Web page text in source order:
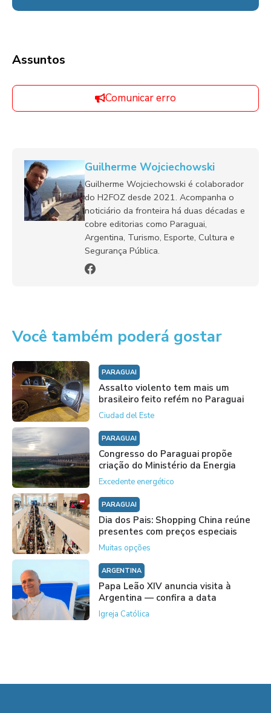
Assuntos
Comunicar erro
Guilherme Wojciechowski
Guilherme Wojciechowski é colaborador
do H2FOZ desde 2021. Acompanha o
noticiário da fronteira há duas décadas e
cobre editorias como Paraguai,
Argentina, Turismo, Esporte, Cultura e
Segurança Pública.
Você também poderá gostar
PARAGUAI
Assalto violento tem mais um
brasileiro feito refém no Paraguai
Ciudad del Este
PARAGUAI
Congresso do Paraguai propõe
criação do Ministério da Energia
Excedente energético
PARAGUAI
Dia dos Pais: Shopping China reúne
presentes com preços especiais
Muitas opções
ARGENTINA
Papa Leão XIV anuncia visita à
Argentina — confira a data
Igreja Católica